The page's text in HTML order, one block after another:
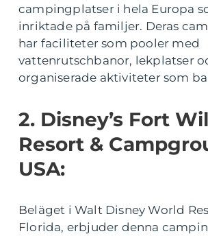
campingplatser i hela Europa
inriktade på familjer. Deras
har faciliteter som pooler med
vattenrutschbanor, lekplatser
organiserade aktiviteter som
2. Disney’s Fort
Resort &
USA:
Beläget i Walt Disney World
Florida, erbjuder denna